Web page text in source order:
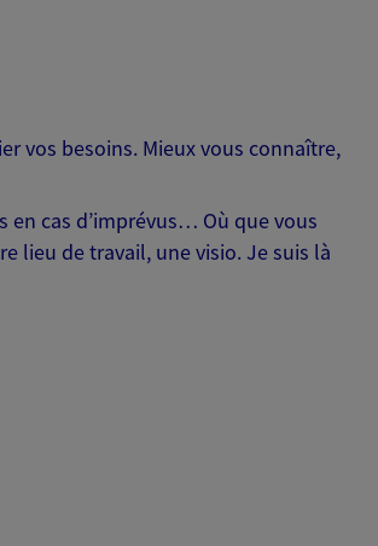
vos besoins. Mieux vous connaître,
en cas d’imprévus… Où que vous
lieu de travail, une visio. Je suis là